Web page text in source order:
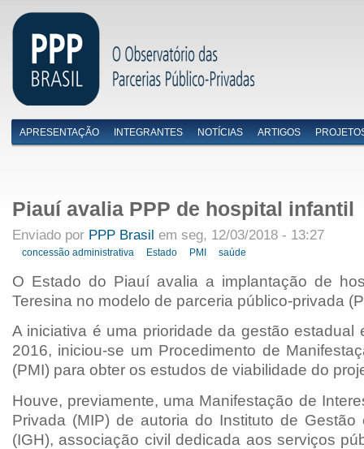
Menu primário
APRESENTAÇÃO INTEGRANTES NOTÍCIAS ARTIGOS
Piauí avalia PPP de hospital infantil
Enviado por PPP Brasil em seg, 12/03/2018 - 13:27
concessão administrativa Estado PMI saúde
O Estado do Piauí avalia a implantação de
Teresina no modelo de parceria público-privada
A iniciativa é uma prioridade da gestão estadual
2016, iniciou-se um Procedimento de
(PMI) para obter os estudos de viabilidade do
Houve, previamente, uma Manifestação de
Privada (MIP) de autoria do Instituto de Gestão
(IGH), associação civil dedicada aos serviços